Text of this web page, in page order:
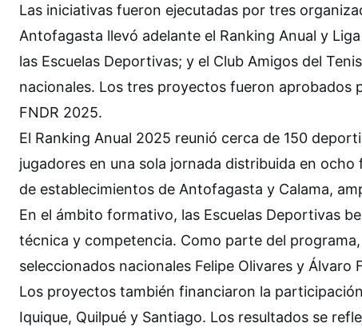
Las iniciativas fueron ejecutadas por tres
Antofagasta llevó adelante el Ranking Anual y
las Escuelas Deportivas; y el Club Amigos del
nacionales. Los tres proyectos fueron aprobados
FNDR 2025.
El Ranking Anual 2025 reunió cerca de 150
jugadores en una sola jornada distribuida en
de establecimientos de Antofagasta y Calama,
En el ámbito formativo, las Escuelas Deportivas
técnica y competencia. Como parte del
seleccionados nacionales Felipe Olivares y Álvaro
Los proyectos también financiaron la
Iquique, Quilpué y Santiago. Los resultados se